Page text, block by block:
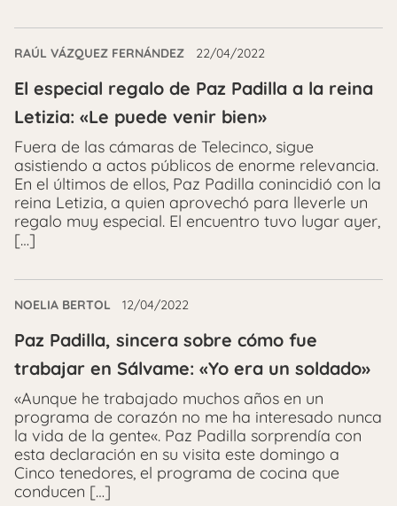
RAÚL VÁZQUEZ FERNÁNDEZ 22/04/2022
El especial regalo de Paz Padilla a la reina
Letizia: «Le puede venir bien»
Fuera de las cámaras de Telecinco, sigue
asistiendo a actos públicos de enorme relevancia.
En el últimos de ellos, Paz Padilla conincidió con la
reina Letizia, a quien aprovechó para lleverle un
regalo muy especial. El encuentro tuvo lugar ayer,
[…]
NOELIA BERTOL 12/04/2022
Paz Padilla, sincera sobre cómo fue
trabajar en Sálvame: «Yo era un soldado»
«Aunque he trabajado muchos años en un
programa de corazón no me ha interesado nunca
la vida de la gente«. Paz Padilla sorprendía con
esta declaración en su visita este domingo a
Cinco tenedores, el programa de cocina que
conducen […]